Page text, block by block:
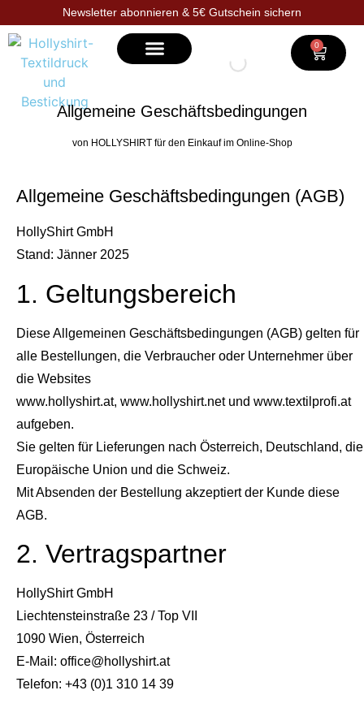
Newsletter abonnieren & 5€ Gutschein sichern
0
Allgemeine Geschäftsbedingungen
von HOLLYSHIRT für den Einkauf im Online-Shop
Allgemeine Geschäftsbedingungen (AGB)
HollyShirt GmbH
Stand: Jänner 2025
1. Geltungsbereich
Diese Allgemeinen Geschäftsbedingungen (AGB) gelten für
alle Bestellungen, die Verbraucher oder Unternehmer über
die Websites
www.hollyshirt.at, www.hollyshirt.net und www.textilprofi.at
aufgeben.
Sie gelten für Lieferungen nach Österreich, Deutschland, die
Europäische Union und die Schweiz.
Mit Absenden der Bestellung akzeptiert der Kunde diese
AGB.
2. Vertragspartner
HollyShirt GmbH
Liechtensteinstraße 23 / Top VII
1090 Wien, Österreich
E-Mail: office@hollyshirt.at
Telefon: +43 (0)1 310 14 39